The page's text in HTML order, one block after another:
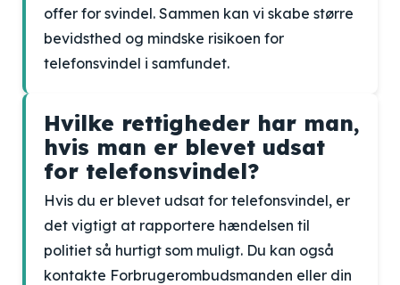
offer for svindel. Sammen kan vi skabe større
bevidsthed og mindske risikoen for
telefonsvindel i samfundet.
Hvilke rettigheder har man,
hvis man er blevet udsat
for telefonsvindel?
Hvis du er blevet udsat for telefonsvindel, er
det vigtigt at rapportere hændelsen til
politiet så hurtigt som muligt. Du kan også
kontakte Forbrugerombudsmanden eller din